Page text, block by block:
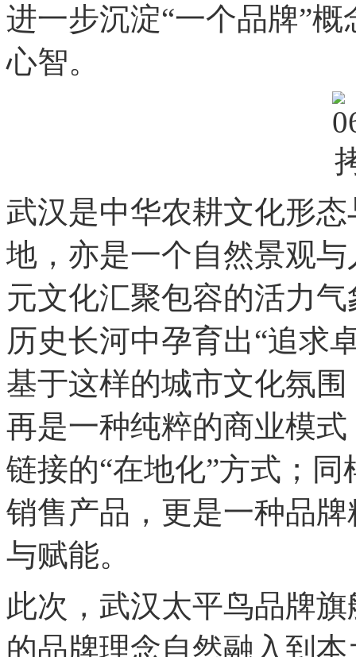
进一步沉淀“一个品牌”
心智。
武汉是中华农耕文化形
地，亦是一个自然景观
元文化汇聚包容的活力
历史长河中孕育出“追求
基于这样的城市文化氛
再是一种纯粹的商业模
链接的“在地化”方式；
销售产品，更是一种品
与赋能。
此次，武汉太平鸟品牌
的品牌理念自然融入到